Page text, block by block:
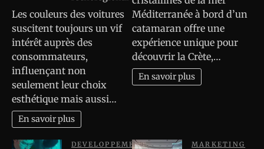
Les couleurs des voitures
suscitent toujours un vif
intérêt auprès des
consommateurs,
influençant non
seulement leur choix
esthétique mais aussi…
En savoir plus
Méditerranée à bord d’un
catamaran offre une
expérience unique pour
découvrir la Crète,…
En savoir plus
DEVELOPPEMENT
MARKETING